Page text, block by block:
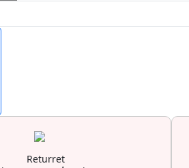
Returret